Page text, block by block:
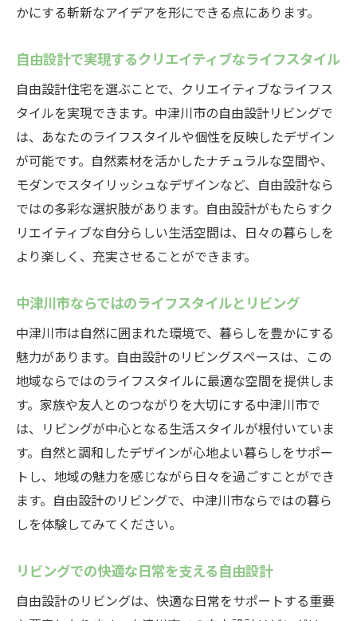
かにする斬新なアイデアを形にできる点にあります。
自由設計で実現するクリエイティブなライフスタイル
自由設計住宅を選ぶことで、クリエイティブなライフス
タイルを実現できます。中津川市の自由設計リビングで
は、あなたのライフスタイルや個性を反映したデザイン
が可能です。自然素材を活かしたナチュラルな空間や、
モダンでスタイリッシュなデザインなど、自由設計なら
ではの多彩な選択肢があります。自由設計がもたらすク
リエイティブな自分らしい生活空間は、日々の暮らしを
より楽しく、充実させることができます。
中津川市ならではのライフスタイルとリビング
中津川市は自然に囲まれた環境で、暮らしを豊かにする
魅力があります。自由設計のリビングスペースは、この
地域ならではのライフスタイルに最適な空間を提供しま
す。家族や友人とのつながりを大切にする中津川市で
は、リビングが中心となる生活スタイルが根付いていま
す。自然と調和したデザインが心地よい暮らしをサポー
トし、地域の魅力を感じながら日々を過ごすことができ
ます。自由設計のリビングで、中津川市ならではの暮ら
しを体験してみてください。
リビングでの快適な日常を支える自由設計
自由設計のリビングは、快適な日常をサポートする重要